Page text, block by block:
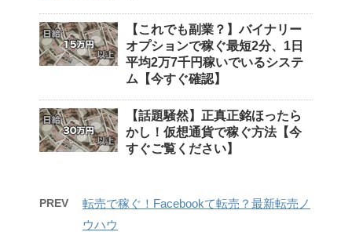
【これでも副業？】バイナリー
オプションで稼ぐ最短2分、1日
平均2万7千円稼いでいるシステ
ム【今すぐ確認】
【話題騒然】正真正銘ほったら
かし！仮想通貨で稼ぐ方法【今
すぐご覧ください】
PREV
転売で稼ぐ！Facebookて転売？最新転売ノ
ウハウ